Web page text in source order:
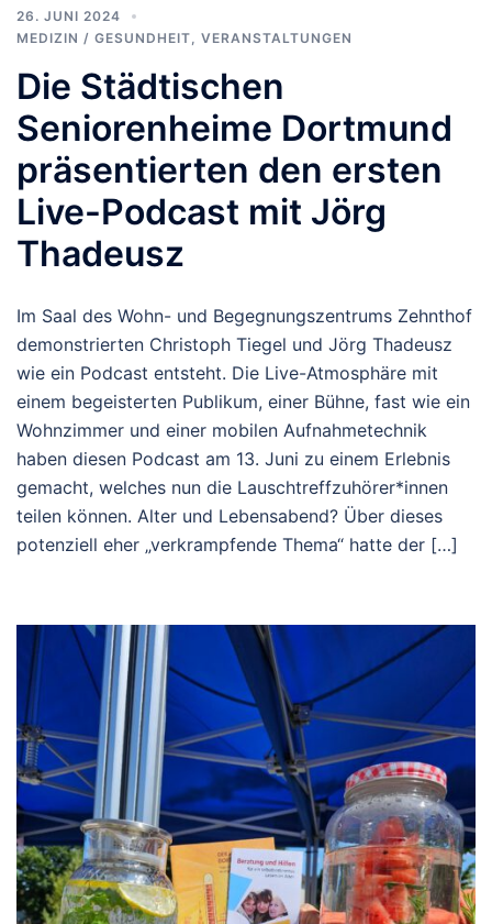
26. JUNI 2024
MEDIZIN / GESUNDHEIT
VERANSTALTUNGEN
Die Städtischen
Seniorenheime Dortmund
präsentierten den ersten
Live-Podcast mit Jörg
Thadeusz
Im Saal des Wohn- und Begegnungszentrums Zehnthof
demonstrierten Christoph Tiegel und Jörg Thadeusz
wie ein Podcast entsteht. Die Live-Atmosphäre mit
einem begeisterten Publikum, einer Bühne, fast wie ein
Wohnzimmer und einer mobilen Aufnahmetechnik
haben diesen Podcast am 13. Juni zu einem Erlebnis
gemacht, welches nun die Lauschtreffzuhörer*innen
teilen können. Alter und Lebensabend? Über dieses
potenziell eher „verkrampfende Thema“ hatte der […]